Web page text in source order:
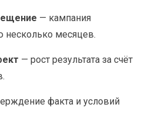
— кампания
несколько месяцев.
— рост результата за счёт
факта и условий